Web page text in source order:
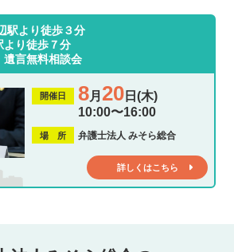
駅より徒歩３分
より徒歩７分
遺言無料相談会
開催日 8月 20日(木)
10:00〜16:00
場 所 弁護士法人 みそら総合
詳しくはこちら